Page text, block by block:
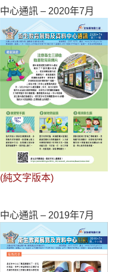
中心通訊 – 2020年7月
(純文字版本)
中心通訊 – 2019年7月